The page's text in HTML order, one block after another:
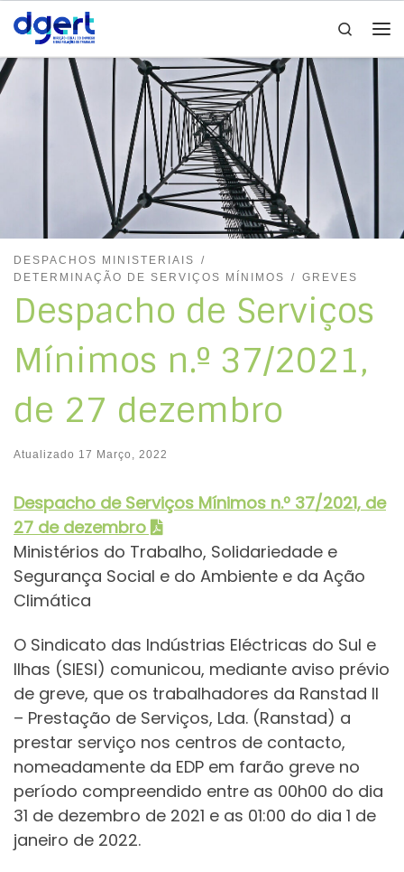
Skip to content
Search
DESPACHOS MINISTERIAIS
DETERMINAÇÃO DE SERVIÇOS MÍNIMOS
GREVES
Despacho de Serviços
Mínimos n.º 37/2021,
de 27 dezembro
Atualizado 17 Março, 2022
Despacho de Serviços Mínimos n.º 37/2021, de
27 de dezembro
Ministérios do Trabalho, Solidariedade e
Segurança Social e do Ambiente e da Ação
Climática
O Sindicato das Indústrias Eléctricas do Sul e
Ilhas (SIESI) comunicou, mediante aviso prévio
de greve, que os trabalhadores da Ranstad II
– Prestação de Serviços, Lda. (Ranstad) a
prestar serviço nos centros de contacto,
nomeadamente da EDP em farão greve no
período compreendido entre as 00h00 do dia
31 de dezembro de 2021 e as 01:00 do dia 1 de
janeiro de 2022.